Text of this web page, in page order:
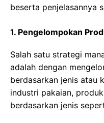
beserta penjelasannya
1. Pengelompokan
Salah satu strategi
adalah dengan
berdasarkan jenis atau
industri pakaian,
berdasarkan jenis